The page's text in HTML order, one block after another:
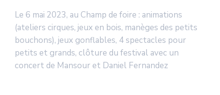
Le 6 mai 2023, au Champ de foire : animations
(ateliers cirques, jeux en bois, manèges des petits
bouchons), jeux gonflables, 4 spectacles pour
petits et grands, clôture du festival avec un
concert de Mansour et Daniel Fernandez